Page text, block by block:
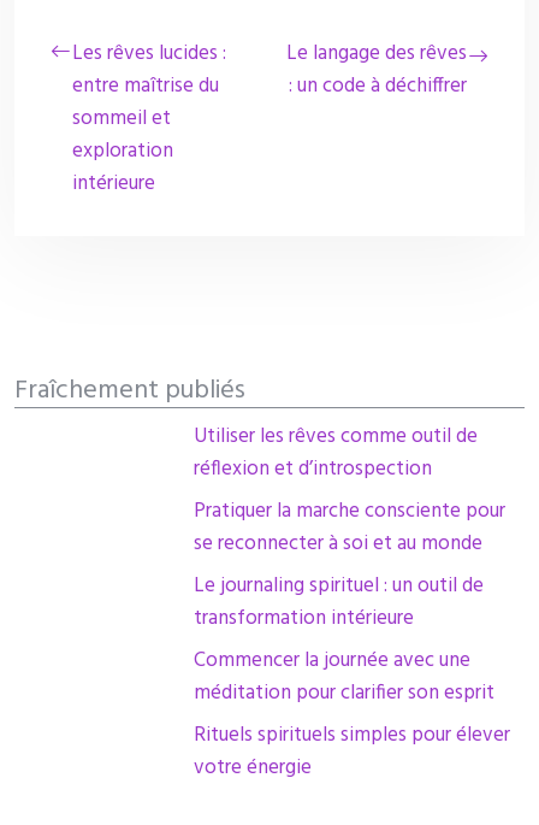
Les rêves lucides :
entre maîtrise du
sommeil et
exploration
intérieure
Le langage des rêves
: un code à déchiffrer
Fraîchement publiés
Utiliser les rêves comme outil de
réflexion et d’introspection
Pratiquer la marche consciente pour
se reconnecter à soi et au monde
Le journaling spirituel : un outil de
transformation intérieure
Commencer la journée avec une
méditation pour clarifier son esprit
Rituels spirituels simples pour élever
votre énergie